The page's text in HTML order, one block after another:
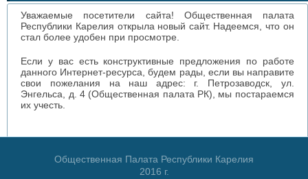
Уважаемые посетители сайта! Общественная палата
Республики Карелия открыла новый сайт. Надеемся, что он
стал более удобен при просмотре.
Если у вас есть конструктивные предложения по работе
данного Интернет-ресурса, будем рады, если вы направите
свои пожелания на наш адрес: г. Петрозаводск, ул.
Энгельса, д. 4 (Общественная палата РК), мы постараемся
их учесть.
Общественная Палата Республики Карелия
2016 г.